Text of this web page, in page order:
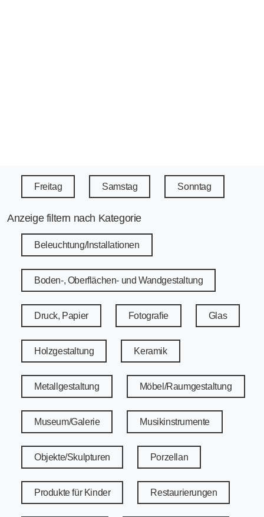
Freitag Samstag Sonntag
Anzeige filtern nach Kategorie
Beleuchtung/Installationen
Boden-, Oberflächen- und Wandgestaltung
Druck, Papier Fotografie Glas
Holzgestaltung Keramik
Metallgestaltung Möbel/Raumgestaltung
Museum/Galerie Musikinstrumente
Objekte/Skulpturen Porzellan
Produkte für Kinder Restaurierungen